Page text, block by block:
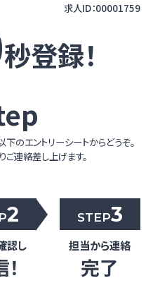
求人ID：00001759
秒登録！
のエントリーシートからどうぞ。
連絡差し上げます。
2
認し
STEP3
担当から連絡
完了